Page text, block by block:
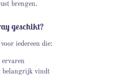
brengen.
geschikt?
iedereen die:
ervaren
belangrijk vindt